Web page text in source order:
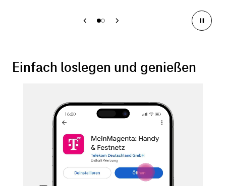
Einfach loslegen und genießen